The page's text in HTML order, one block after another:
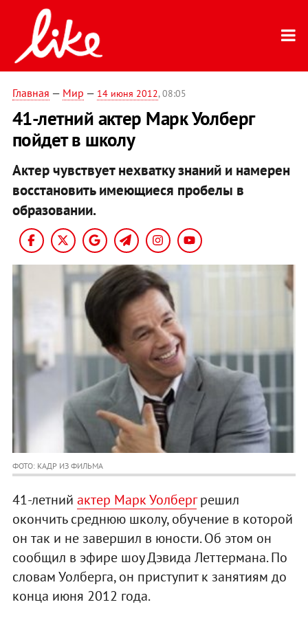
Главная — Мир — 14 июня 2012, 08:05
41-летний актер Марк Уолберг
пойдет в школу
Актер чувствует нехватку знаний и намерен
восстановить имеющиеся пробелы в
образовании.
ФОТО: КАДР ИЗ ФИЛЬМА
41-летний актер Марк Уолбергрешил
окончить среднюю школу, обучение в которой
он так и не завершил в юности. Об этом он
сообщил в эфире шоу Дэвида Леттермана. По
словам Уолберга, он приступит к занятиям до
конца июня 2012 года.